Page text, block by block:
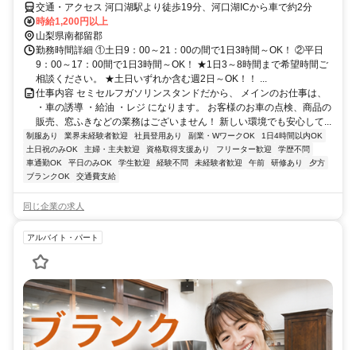
交通・アクセス 河口湖駅より徒歩19分、河口湖ICから車で約2分
時給1,200円以上
山梨県南都留郡
勤務時間詳細 ①土日9：00～21：00の間で1日3時間～OK！ ②平日
9：00～17：00間で1日3時間～OK！ ★1日3～8時間まで希望時間ご
相談ください。 ★土日いずれか含む週2日～OK！！ ...
仕事内容 セミセルフガソリンスタンドだから、 メインのお仕事は、
・車の誘導 ・給油 ・レジ になります。 お客様のお車の点検、商品の
販売、窓ふきなどの業務はございません！ 新しい環境でも安心して...
制服あり 業界未経験者歓迎 社員登用あり 副業・WワークOK
1日4時間以内OK
土日祝のみOK
主婦・主夫歓迎 資格取得支援あり フリーター歓迎
学歴不問
車通勤OK
平日のみOK 学生歓迎 経験不問 未経験者歓迎 午前 研修あり
夕方
ブランクOK
交通費支給
同じ企業の求人
アルバイト・パート